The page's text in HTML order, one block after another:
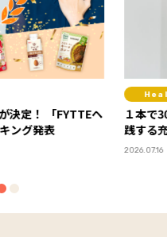
決定！ 「FYTTEヘ
ング発表
１本で
践する
2026.07.16